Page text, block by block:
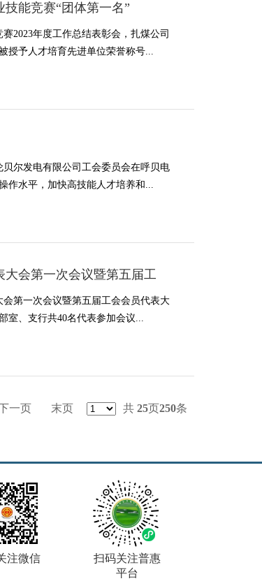
能竞赛“团体第一名”
2023年度工作总结表彰会，扎煤公司
授予人才培育先进单位荣誉称号...
尔发电有限公司工会委员会在呼贝电
作水平，加快高技能人才培养和...
会第一次会议暨第五届工
第一次会议暨第五届工会会员代表大
室、支行共40名代表参加会议...
一页 末页 共 25页250条
注微信
扫码关注普惠
平台